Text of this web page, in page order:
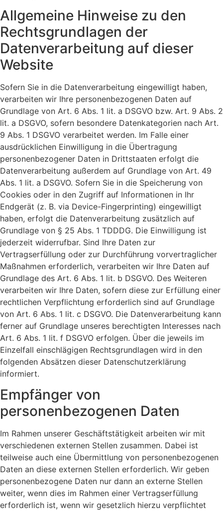
Allgemeine Hinweise zu den
Rechtsgrundlagen der
Datenverarbeitung auf dieser
Website
Sofern Sie in die Datenverarbeitung eingewilligt haben,
verarbeiten wir Ihre personenbezogenen Daten auf
Grundlage von Art. 6 Abs. 1 lit. a DSGVO bzw. Art. 9 Abs. 2
lit. a DSGVO, sofern besondere Datenkategorien nach Art.
9 Abs. 1 DSGVO verarbeitet werden. Im Falle einer
ausdrücklichen Einwilligung in die Übertragung
personenbezogener Daten in Drittstaaten erfolgt die
Datenverarbeitung außerdem auf Grundlage von Art. 49
Abs. 1 lit. a DSGVO. Sofern Sie in die Speicherung von
Cookies oder in den Zugriff auf Informationen in Ihr
Endgerät (z. B. via Device-Fingerprinting) eingewilligt
haben, erfolgt die Datenverarbeitung zusätzlich auf
Grundlage von § 25 Abs. 1 TDDDG. Die Einwilligung ist
jederzeit widerrufbar. Sind Ihre Daten zur
Vertragserfüllung oder zur Durchführung vorvertraglicher
Maßnahmen erforderlich, verarbeiten wir Ihre Daten auf
Grundlage des Art. 6 Abs. 1 lit. b DSGVO. Des Weiteren
verarbeiten wir Ihre Daten, sofern diese zur Erfüllung einer
rechtlichen Verpflichtung erforderlich sind auf Grundlage
von Art. 6 Abs. 1 lit. c DSGVO. Die Datenverarbeitung kann
ferner auf Grundlage unseres berechtigten Interesses nach
Art. 6 Abs. 1 lit. f DSGVO erfolgen. Über die jeweils im
Einzelfall einschlägigen Rechtsgrundlagen wird in den
folgenden Absätzen dieser Datenschutzerklärung
informiert.
Empfänger von
personenbezogenen Daten
Im Rahmen unserer Geschäftstätigkeit arbeiten wir mit
verschiedenen externen Stellen zusammen. Dabei ist
teilweise auch eine Übermittlung von personenbezogenen
Daten an diese externen Stellen erforderlich. Wir geben
personenbezogene Daten nur dann an externe Stellen
weiter, wenn dies im Rahmen einer Vertragserfüllung
erforderlich ist, wenn wir gesetzlich hierzu verpflichtet